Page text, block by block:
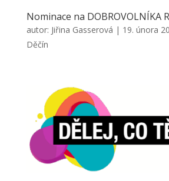
Nominace na DOBROVOLNÍKA
autor: Jiřina Gasserová | 19. února
Děčín